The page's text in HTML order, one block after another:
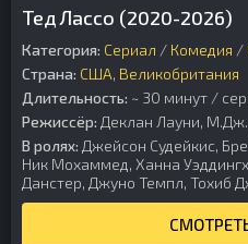
Тед Лассо (2020-2026)
Категория: Сериал / Комедия /
Страна: США, Великобритания
Длительность: ~ 30 минут /
Режиссёр: Деклан Лауни,
В ролях: Джейсон Судейкис,
Ник Мохаммед, Ханна
Данстер, Джуно Темпл, Тохиб